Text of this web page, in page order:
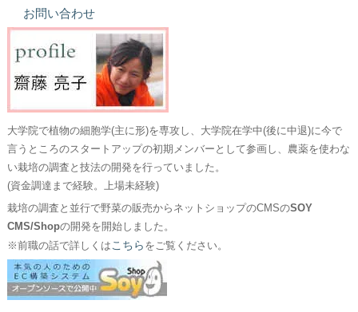
お問い合わせ
大学院で植物の細胞学(主に形)を専攻し、大学院在学中(後に中退)に今で
言うところのスタートアップの初期メンバーとして参画し、農薬を使わな
い栽培の調査と技法の開発を行っていました。
(資金調達まで経験。上場未経験)
栽培の調査と並行で野菜の販売からネットショップのCMSのSOY
CMS/Shopの開発を開始しました。
※前職の話で詳しくはこちら をご覧ください。